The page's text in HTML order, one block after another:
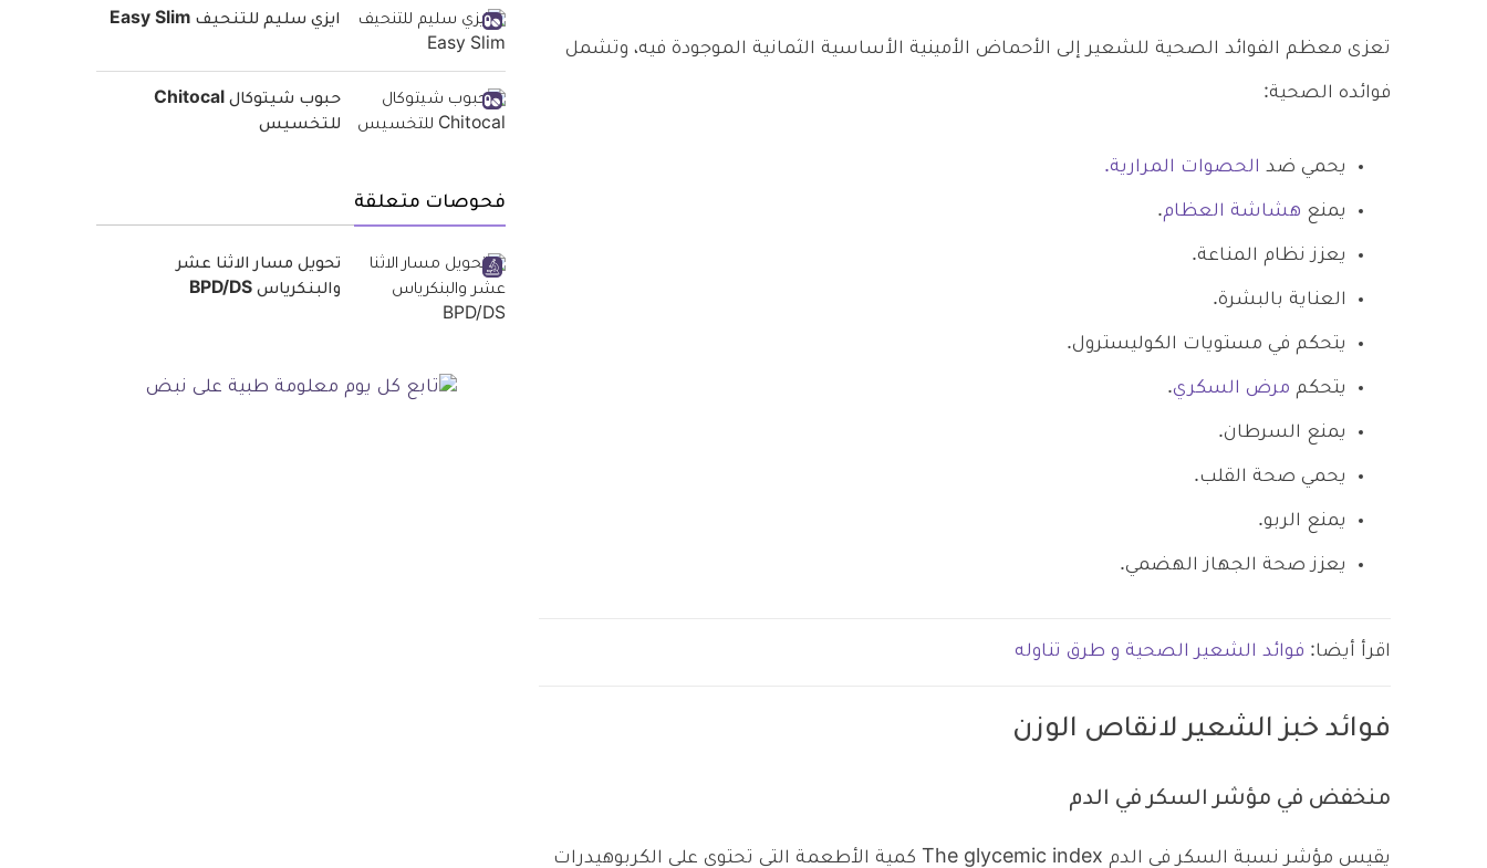
تعزى معظم الفوائد الصحية للشعير إلى الأحماض الأمينية الأساسية الثمانية الموجودة فيه، وتشمل
فوائده الصحية:
يحمي ضد الحصوات المرارية.
يمنع هشاشة العظام.
يعزز نظام المناعة.
العناية بالبشرة.
يتحكم في مستويات الكوليسترول.
يتحكم مرض السكري.
يمنع السرطان.
يحمي صحة القلب.
يمنع الربو.
يعزز صحة الجهاز الهضمي.
اقرأ أيضا: فوائد الشعير الصحية و طرق تناوله
فوائد خبز الشعير لانقاص الوزن
منخفض في مؤشر السكر في الدم
يقيس مؤشر نسبة السكر في الدم The glycemic index كمية الأطعمة التي تحتوي على الكربوهيدرات
ايزي سليم للتنحيف Easy Slim
حبوب شيتوكال Chitocal
للتخسيس
فحوصات متعلقة
تحويل مسار الاثنا عشر
والبنكرياس BPD/DS